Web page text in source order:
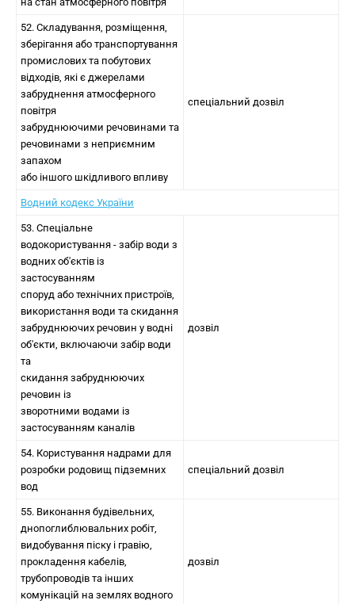
52. Складування, розміщення,
зберігання або транспортування
промислових та побутових
відходів, які є джерелами
забруднення атмосферного
повітря
забруднюючими речовинами та
речовинами з неприємним
запахом
або іншого шкідливого впливу
спеціальний дозвіл
Водний кодекс України
53. Спеціальне
водокористування - забір води з
водних об'єктів із
застосуванням
споруд або технічних пристроїв,
використання води та скидання
забруднюючих речовин у водні
об'єкти, включаючи забір води
та
скидання забруднюючих
речовин із
зворотними водами із
застосуванням каналів
дозвіл
54. Користування надрами для
розробки родовищ підземних
вод
спеціальний дозвіл
55. Виконання будівельних,
днопоглиблювальних робіт,
видобування піску і гравію,
прокладення кабелів,
трубопроводів та інших
комунікацій на землях водного
дозвіл